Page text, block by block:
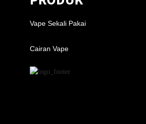
Vape Sekali Pakai
Cairan Vape